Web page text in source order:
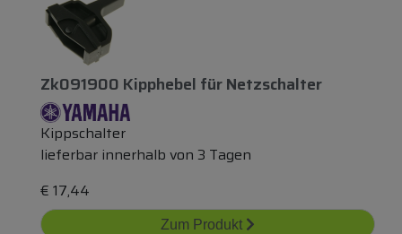
Zk091900 Kipphebel fürNetzschalter
Kippschalter
lieferbar innerhalb von 3 Tagen
€ 17,44
Zum Produkt